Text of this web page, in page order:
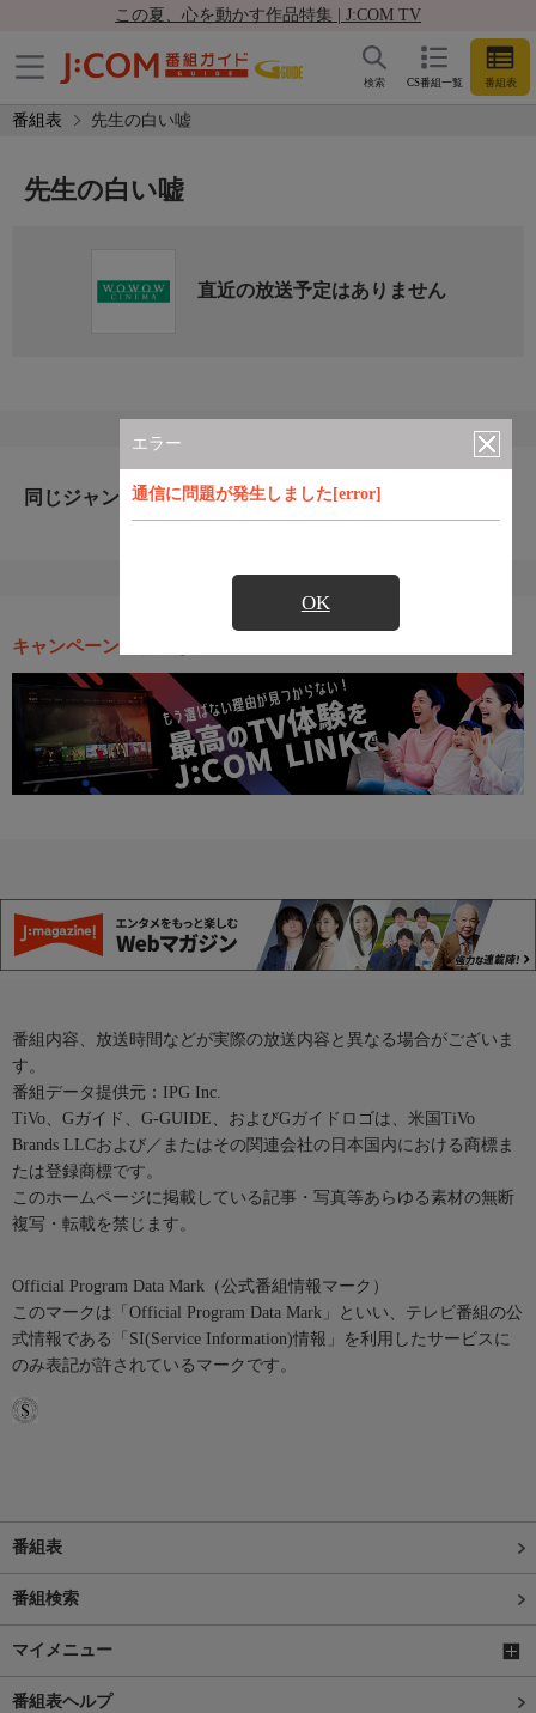
この夏、心を動かす作品特集 | J:COM TV
CS番組一覧 番組表
検索
番組表 先生の白い嘘
エラー
通信に問題が発生しました[error]
OK
先生の白い嘘
直近の放送予定はありません
同じジャンルのおすすめ番組
キャンペーン・お得な情報
番組内容、放送時間などが実際の放送内容と異なる場合がございま
す。
番組データ提供元：IPG Inc.
TiVo、Gガイド、G-GUIDE、およびGガイドロゴは、米国TiVo
Brands LLCおよび／またはその関連会社の日本国内における商標ま
たは登録商標です。
このホームページに掲載している記事・写真等あらゆる素材の無断
複写・転載を禁じます。
Official Program Data Mark（公式番組情報マーク）
このマークは「Official Program Data Mark」といい、テレビ番組の公
式情報である「SI(Service Information)情報」を利用したサービスに
のみ表記が許されているマークです。
番組表
番組検索
マイメニュー
番組表ヘルプ